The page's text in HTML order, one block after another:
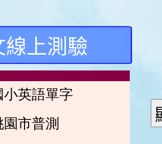
上測驗